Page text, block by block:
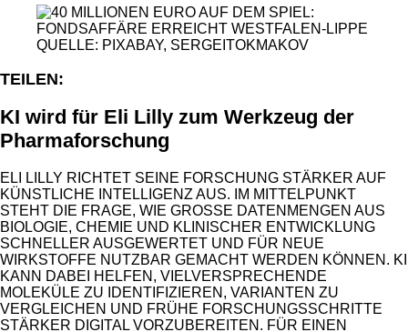
QUELLE: PIXABAY, SERGEITOKMAKOV
TEILEN:
KI wird für Eli Lilly zum Werkzeug der
Pharmaforschung
ELI LILLY RICHTET SEINE FORSCHUNG STÄRKER AUF
KÜNSTLICHE INTELLIGENZ AUS. IM MITTELPUNKT
STEHT DIE FRAGE, WIE GROSSE DATENMENGEN AUS B
IOLOGIE, CHEMIE UND KLINISCHER ENTWICKLUNG S
CHNELLER AUSGEWERTET UND FÜR NEUE W
IRKSTOFFE NUTZBAR GEMACHT WERDEN KÖNNEN. KI K
ANN DABEI HELFEN, VIELVERSPRECHENDE M
OLEKÜLE ZU IDENTIFIZIEREN, VARIANTEN ZU V
ERGLEICHEN UND FRÜHE FORSCHUNGSSCHRITTE S
TÄRKER DIGITAL VORZUBEREITEN. FÜR EINEN P